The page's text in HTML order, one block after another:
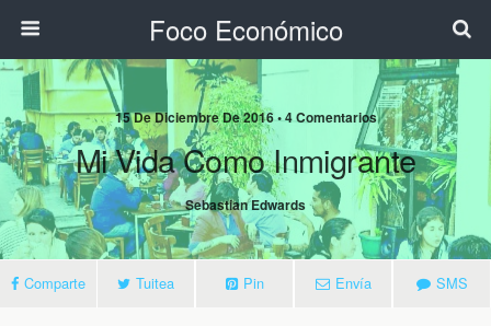
Foco Económico
15 De Diciembre De 2016 • 4 Comentarios
Mi Vida Como Inmigrante
Sebastian Edwards
Comparte Tuitea Pin Envía SMS